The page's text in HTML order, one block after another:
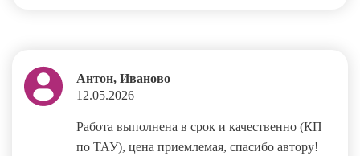
Антон, Иваново
12.05.2026
Работа выполнена в срок и качественно (КП
по ТАУ), цена приемлемая, спасибо автору!